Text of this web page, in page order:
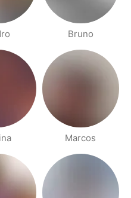
Bruno
Marcos